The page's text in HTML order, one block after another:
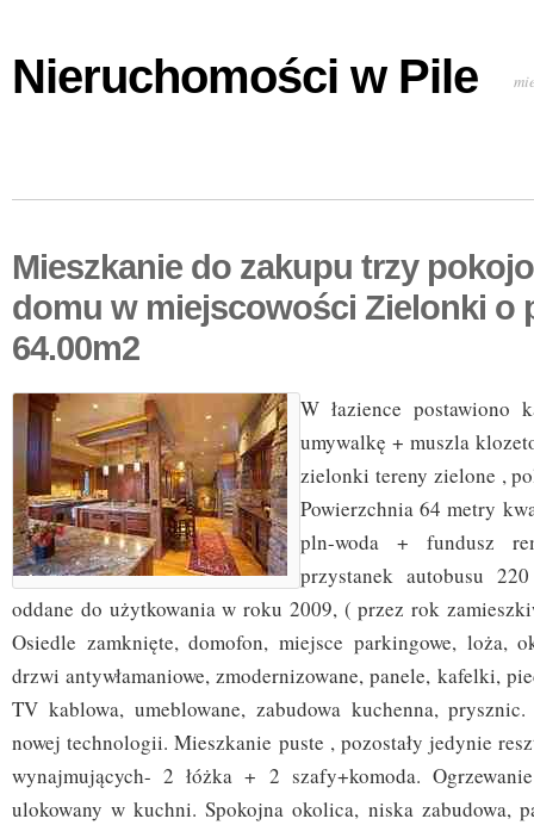
Nieruchomości w Pile
Mieszkanie do zakupu trzy
domu w miejscowości Zielonki o
64.00m2
W łazience postawiono
umywalkę + muszla
zielonki tereny zielone ,
Powierzchnia 64 metry
pln-woda + fundusz
przystanek autobusu
oddane do użytkowania w roku 2009, ( przez rok
Osiedle zamknięte, domofon, miejsce parkingowe, loża,
drzwi antywłamaniowe, zmodernizowane, panele, kafelki,
TV kablowa, umeblowane, zabudowa kuchenna,
nowej technologii. Mieszkanie puste , pozostały jedynie
wynajmujących- 2 łóżka + 2 szafy+komoda.
ulokowany w kuchni. Spokojna okolica, niska zabudowa,